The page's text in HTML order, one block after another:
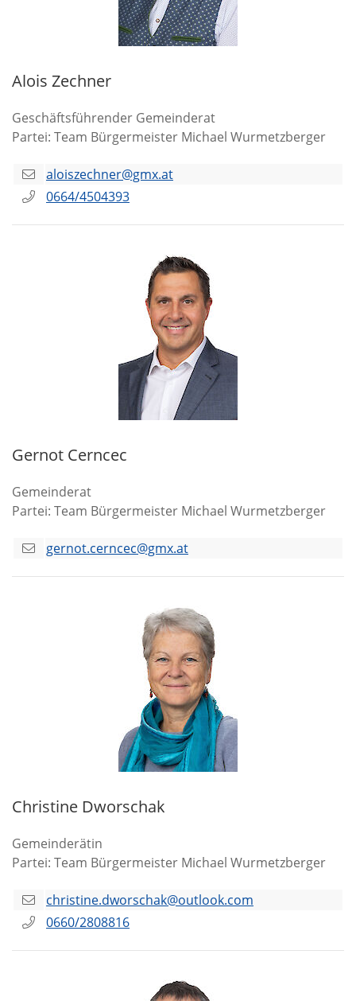
Alois Zechner
Geschäftsführender Gemeinderat
Partei: Team Bürgermeister Michael Wurmetzberger
aloiszechner@gmx.at
0664/4504393
Gernot Cerncec
Gemeinderat
Partei: Team Bürgermeister Michael Wurmetzberger
gernot.cerncec@gmx.at
Christine Dworschak
Gemeinderätin
Partei: Team Bürgermeister Michael Wurmetzberger
christine.dworschak@outlook.com
0660/2808816